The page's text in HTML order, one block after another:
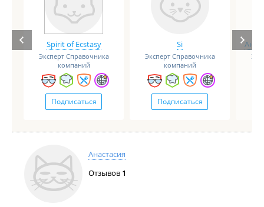
Spirit of Ecstasy
Эксперт Справочника
компаний
Подписаться
Si
Эксперт Справочника
компаний
Подписаться
Анастасия
Отзывов 1